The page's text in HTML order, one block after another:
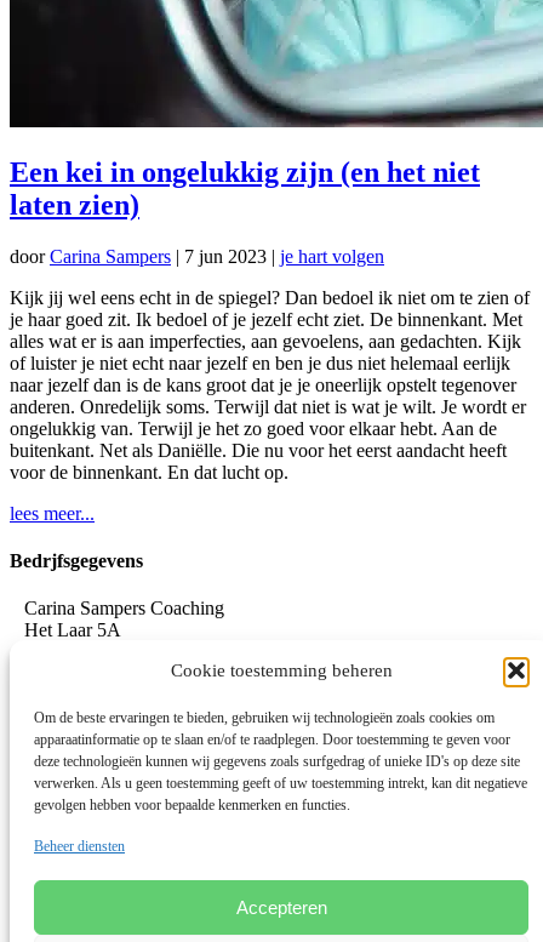
Cookie toestemming beheren
Om de beste ervaringen te bieden, gebruiken wij technologieën zoals cookies om
apparaatinformatie op te slaan en/of te raadplegen. Door toestemming te geven voor
deze technologieën kunnen wij gegevens zoals surfgedrag of unieke ID's op deze site
verwerken. Als u geen toestemming geeft of uw toestemming intrekt, kan dit negatieve
gevolgen hebben voor bepaalde kenmerken en functies.
Beheer diensten
Accepteren
Een kei in ongelukkig zijn (en het niet
laten zien)
doorCarina Sampers | 7 jun 2023 | je hart volgen
Kijk jij wel eens echt in de spiegel? Dan bedoel ik niet om te zien of
je haar goed zit. Ik bedoel of je jezelf echt ziet. De binnenkant. Met
alles wat er is aan imperfecties, aan gevoelens, aan gedachten. Kijk
of luister je niet echt naar jezelf en ben je dus niet helemaal eerlijk
naar jezelf dan is de kans groot dat je je oneerlijk opstelt tegenover
anderen. Onredelijk soms. Terwijl dat niet is wat je wilt. Je wordt er
ongelukkig van. Terwijl je het zo goed voor elkaar hebt. Aan de
buitenkant. Net als Daniëlle. Die nu voor het eerst aandacht heeft
voor de binnenkant. En dat lucht op.
lees meer...
Bedrjfsgegevens
Carina Sampers Coaching
Het Laar 5A
www.carinasampers.nl
BTW-id: NL001833928B47
KvK: 72690895
Algemene voorwaarden
Privacybeleid OEEC